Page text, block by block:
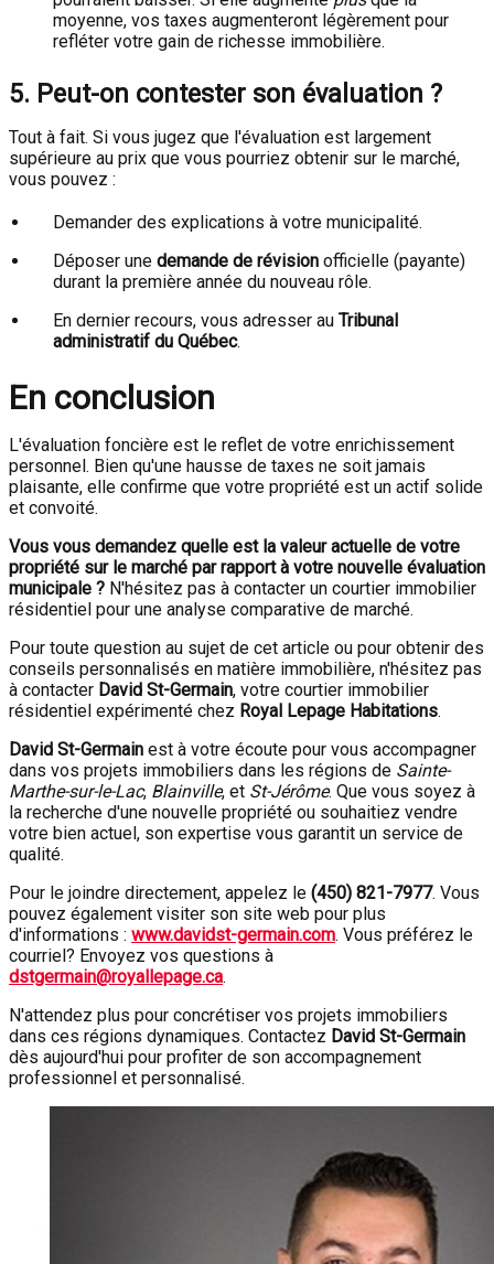
moyenne, vos taxes augmenteront légèrement pour
refléter votre gain de richesse immobilière.
5. Peut-on contester son évaluation ?
Tout à fait. Si vous jugez que l'évaluation est largement
supérieure au prix que vous pourriez obtenir sur le marché,
vous pouvez :
Demander des explications à votre municipalité.
Déposer une demande de révision officielle (payante)
durant la première année du nouveau rôle.
En dernier recours, vous adresser au Tribunal
administratif du Québec.
En conclusion
L'évaluation foncière est le reflet de votre enrichissement
personnel. Bien qu'une hausse de taxes ne soit jamais
plaisante, elle confirme que votre propriété est un actif solide
et convoité.
Vous vous demandez quelle est la valeur actuelle de votre
propriété sur le marché par rapport à votre nouvelle évaluation
municipale ? N'hésitez pas à contacter un courtier immobilier
résidentiel pour une analyse comparative de marché.
Pour toute question au sujet de cet article ou pour obtenir des
conseils personnalisés en matière immobilière, n'hésitez pas
à contacter David St-Germain, votre courtier immobilier
résidentiel expérimenté chez Royal Lepage Habitations.
David St-Germain est à votre écoute pour vous accompagner
dans vos projets immobiliers dans les régions de Sainte-
Marthe-sur-le-Lac, Blainville, et St-Jérôme. Que vous soyez à
la recherche d'une nouvelle propriété ou souhaitiez vendre
votre bien actuel, son expertise vous garantit un service de
qualité.
Pour le joindre directement, appelez le (450) 821-7977. Vous
pouvez également visiter son site web pour plus
d'informations : www.davidst-germain.com. Vous préférez le
courriel? Envoyez vos questions à
dstgermain@royallepage.ca.
N'attendez plus pour concrétiser vos projets immobiliers
dans ces régions dynamiques. Contactez David St-Germain
dès aujourd'hui pour profiter de son accompagnement
professionnel et personnalisé.